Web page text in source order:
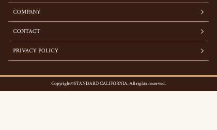
COMPANY
CONTACT
PRIVACY POLICY
Copyright©STANDARD CALIFORNIA. All rights reserved.